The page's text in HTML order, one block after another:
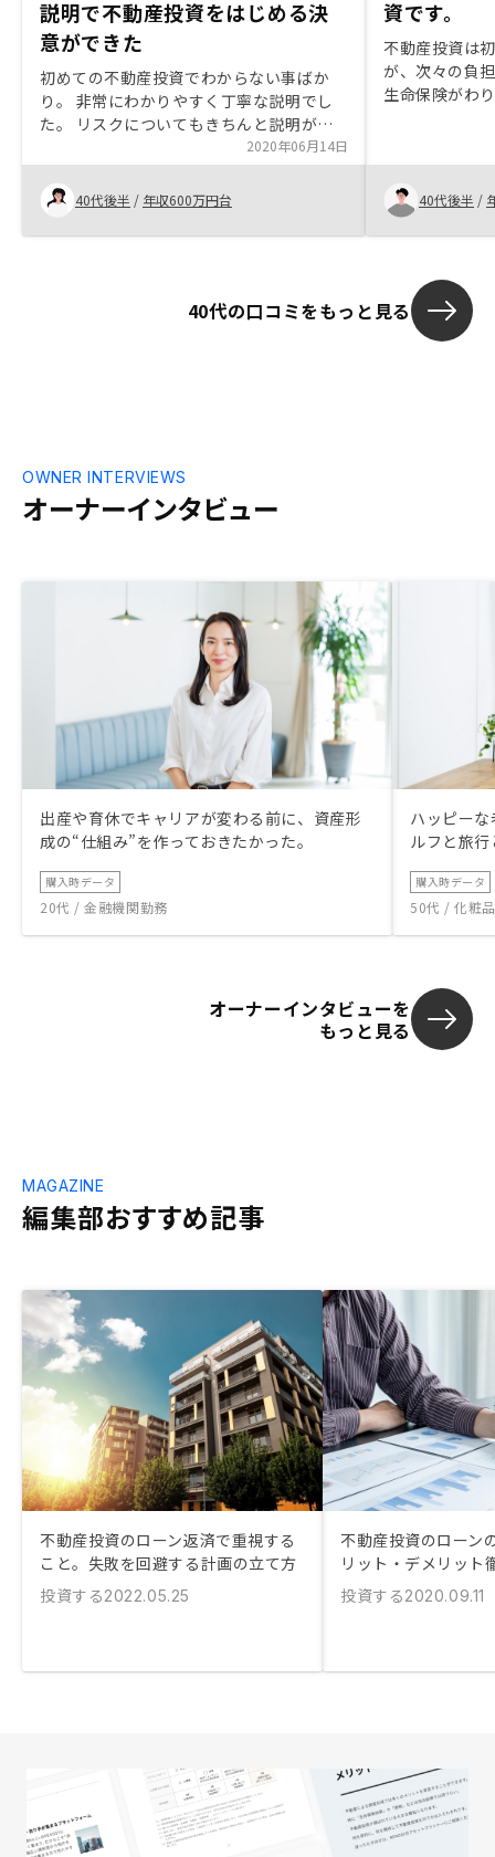
説明で不動産投資をはじめる決
意ができた
初めての不動産投資でわからない事ばか
り。 非常にわかりやすく丁寧な説明でし
た。 リスクについてもきちんと説明があ
り、こちらの質問ひとつひとつに丁寧に答
えてくださり、初心者の自分でも不動産投
資とは？が理解しやすい内容でした。他社
を聞いた後だったのでより比較ができ、結
果信用も増すことに。 いい物件もすぐ提
2020年06月14日
40代後半 / 年収600万円台
資です。
不動産投資は
が、次々の負
生命保険がわ
方が丁寧に説
った後のアフ
ることが購入
の成長力への
には安定した
リスクだけは
ン完済後の家
40代後半 /
40代の口コミをもっと見る
オーナーインタビュー
OWNER INTERVIEWS
出産や育休でキャリアが変わる前に、資産形
成の“仕組み”を作っておきたかった。
購入時データ
20代 / 金融機関勤務
ハッピー
ルフと旅
購入時データ
50代 / 化粧
オーナーインタビューを
もっと見る
編集部おすすめ記事
MAGAZINE
不動産投資のローン返済で重視する
こと。失敗を回避する計画の立て方
投資する2022.05.25
不動産投資のローン
リット・デメリット
投資する2020.09.11